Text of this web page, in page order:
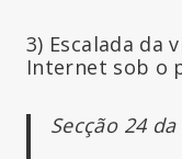
3) Escalada da
Internet sob o
Secção 24